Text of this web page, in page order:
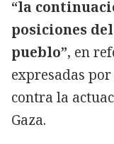
“la
posiciones
pueblo”, en
expresadas
contra la
Gaza.